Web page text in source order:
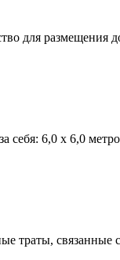
для
себя: 6,0 x 6,0
траты,